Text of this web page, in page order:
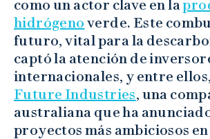
como un actor clave en la
hidrógeno verde. Este
futuro, vital para la
captó la atención de
internacionales, y entre ellos,
Future Industries, una
australiana que ha
proyectos más ambiciosos en